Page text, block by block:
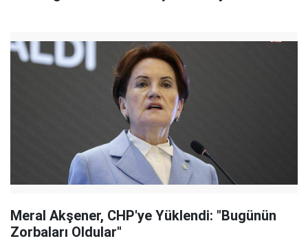
Meral Akşener, CHP'ye Yüklendi: "Bugünün
Zorbaları Oldular"